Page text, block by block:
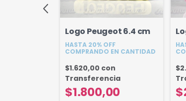
Logo Peugeot 6.4 cm
HASTA 20% OFF
COMPRANDO EN CANTIDAD
$1.800,00
$1.620,00 con
Transferencia